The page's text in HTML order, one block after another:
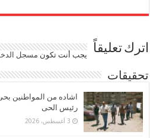
اترك تعليقاً يجب أنت تكون مسجل
تحقيقات
اشاده من المواطنين بحى
رئيس الحى
3 أغسطس، 2026